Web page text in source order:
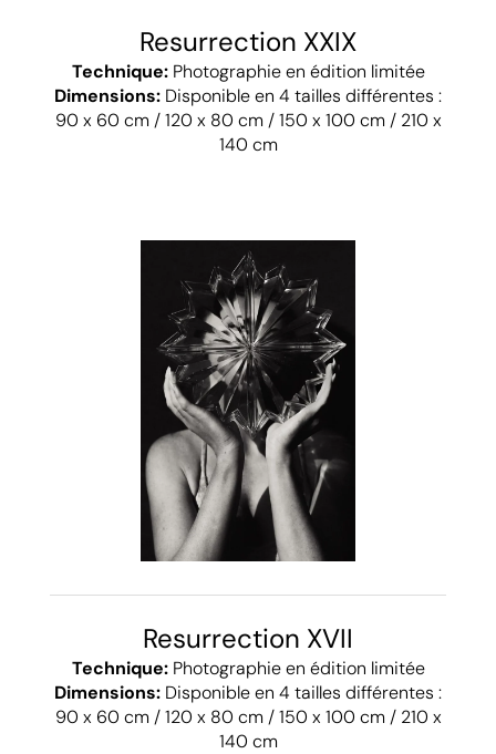
Resurrection XXIX
Technique:Photographie en édition limitée
Dimensions: Disponible en 4 tailles différentes :
90 x 60 cm / 120 x 80 cm / 150 x 100 cm / 210 x
140 cm
Resurrection XVII
Technique:Photographie en édition limitée
Dimensions: Disponible en 4 tailles différentes :
90 x 60 cm / 120 x 80 cm / 150 x 100 cm / 210 x
140 cm